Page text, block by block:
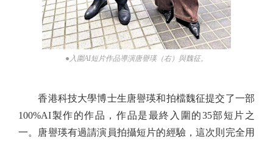
●入圍AI短片作品導演唐譽瑛（右）與魏征。
香港科技大學博士生唐譽瑛和拍檔魏征提交了一部
100%AI製作的作品，作品是最終入圍的35部短片之
一。唐譽瑛有過請演員拍攝短片的經驗，這次則完全用